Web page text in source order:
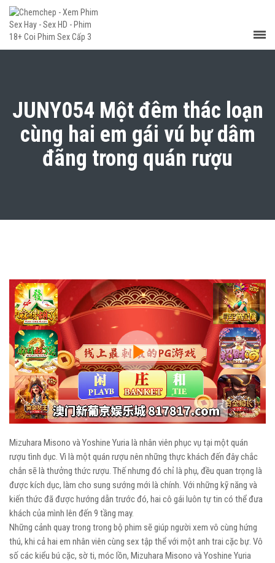
JUNY054 Một đêm thác loạn
cùng hai em gái vú bự dâm
đãng trong quán rượu
Play
Video
Mizuhara Misono và Yoshine Yuria là nhân viên phục vụ tại một quán
rượu tình dục. Vì là một quán rượu nên những thực khách đến đây chắc
chắn sẽ là thưởng thức rượu. Thế nhưng đó chỉ là phụ, đều quan trọng là
được kích dục, làm cho sung sướng mới là chính. Với những kỹ năng và
kiến thức đã được hướng dẫn trước đó, hai cô gái luôn tự tin có thể đưa
khách của mình lên đến 9 tầng may.
Những cảnh quay trong trong bộ phim sẽ giúp người xem vô cùng hứng
thú, khi cả hai em nhân viên cùng sex tập thể với một anh trai cặc bự. Vô
số các kiểu bú cặc, sờ ti, móc lồn, Mizuhara Misono và Yoshine Yuria